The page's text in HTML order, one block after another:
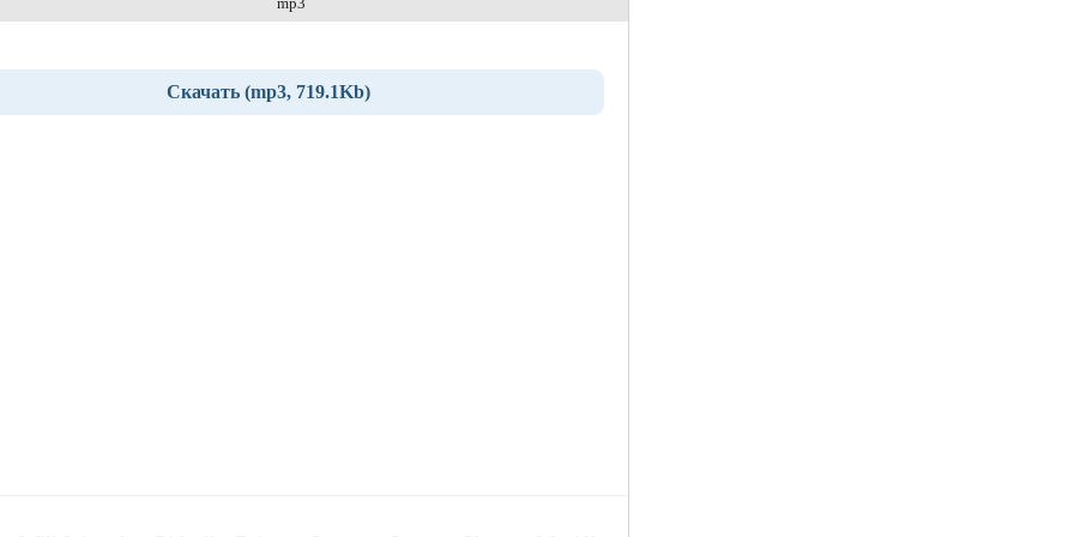
Скачать (mp3, 719.1Kb)